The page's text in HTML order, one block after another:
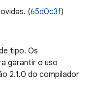
(65d0c3f)
tipo. Os
garantir o uso
2.1.0 do compilador